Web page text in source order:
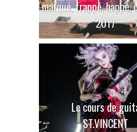
marqué, frappé, happé,
2017
Le cours de
ST.VINCENT